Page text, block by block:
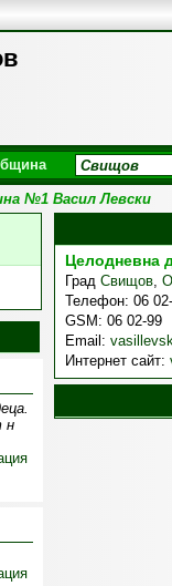
№1 Васил Левски
Целодневна
Град Свищов,
Телефон: 06
GSM: 06 02-99
Email:
Интернет сайт:
н